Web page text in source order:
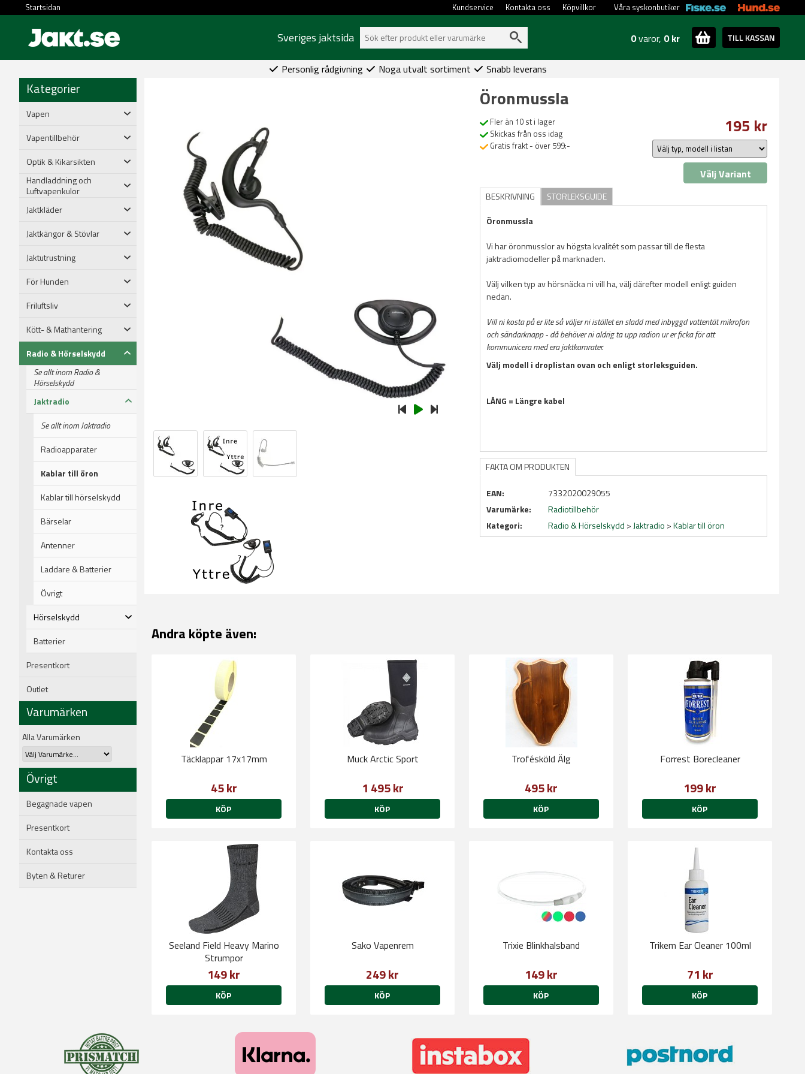
Startsidan Våra syskonbutiker
Köpvillkor
Kontakta oss
Kundservice
Sveriges jaktsida 0varor, 0 kr TILL KASSAN
Personlig rådgivning Noga utvalt sortiment Snabb leverans
Kategorier
Vapen
Vapentillbehör
Optik & Kikarsikten
Handladdning och
Luftvapenkulor
Jaktkläder
Jaktkängor & Stövlar
Jaktutrustning
För Hunden
Friluftsliv
Kött- & Mathantering
Radio & Hörselskydd
Se allt inom Radio &
Hörselskydd
Jaktradio
Se allt inom Jaktradio
Radioapparater
Kablar till öron
Kablar till hörselskydd
Bärselar
Antenner
Laddare & Batterier
Övrigt
Hörselskydd
Batterier
Presentkort
Outlet
Varumärken
Alla Varumärken
Övrigt
Begagnade vapen
Presentkort
Kontakta oss
Byten & Returer
Öronmussla
Fler än 10 st i lager
Skickas från oss idag
Gratis frakt - över 599:-
195 kr
Välj Variant
BESKRIVNING
STORLEKSGUIDE
Öronmussla
Vi har öronmusslor av högsta kvalitét som passar till de flesta
jaktradiomodeller på marknaden.
Välj vilken typ av hörsnäcka ni vill ha, välj därefter modell enligt guiden
nedan.
Vill ni kosta på er lite så väljer ni istället en sladd med inbyggd vattentät mikrofon
och sändarknapp - då behöver ni aldrig ta upp radion ur er ficka för att
kommunicera med era jaktkamrater.
Välj modell i droplistan ovan och enligt storleksguiden.
LÅNG = Längre kabel
FAKTA OM PRODUKTEN
EAN:
7332020029055
Varumärke:
Radiotillbehör
Kategori:
Radio & Hörselskydd > Jaktradio >Kablar till öron
Andra köpte även:
Täcklappar 17x17mm
45 kr
KÖP
Muck Arctic Sport
1 495 kr
KÖP
Trofésköld Älg
495 kr
KÖP
Forrest Borecleaner
199 kr
KÖP
Seeland Field Heavy Marino
Strumpor
149 kr
KÖP
Sako Vapenrem
249 kr
KÖP
Trixie Blinkhalsband
149 kr
KÖP
Trikem Ear Cleaner 100ml
71 kr
KÖP